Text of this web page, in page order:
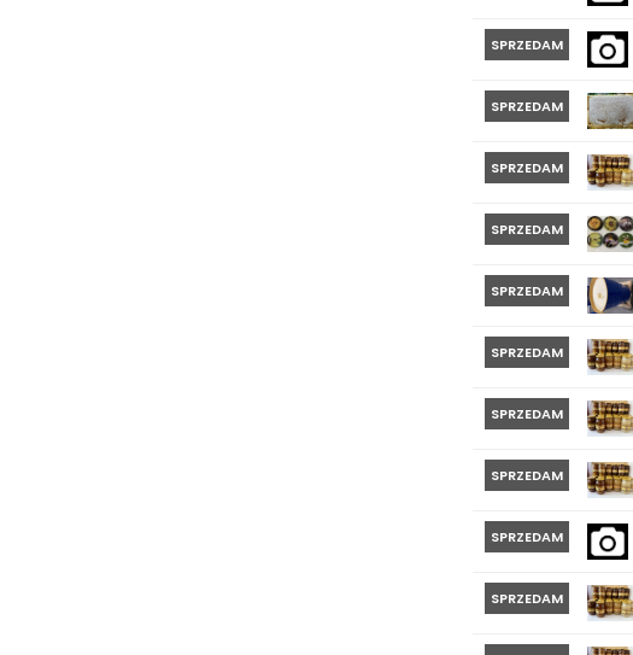
SPRZEDAM
SPRZEDAM
SPRZEDAM
SPRZEDAM
SPRZEDAM
SPRZEDAM
SPRZEDAM
SPRZEDAM
SPRZEDAM
SPRZEDAM